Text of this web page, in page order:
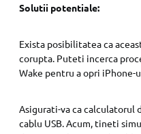
Solutii potentiale:
Exista posibilitatea ca
corupta. Puteti incerca
Wake pentru a opri iPhone-
Asigurati-va ca calculatorul
cablu USB. Acum, tineti